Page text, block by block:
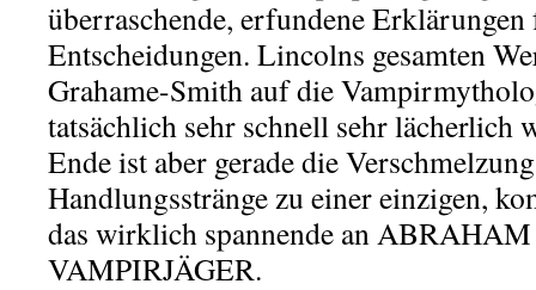
überraschende, erfundene
Entscheidungen. Lincolns gesamten
Grahame-Smith auf die
tatsächlich sehr schnell sehr lächerlich
Ende ist aber gerade die
Handlungsstränge zu einer einzigen,
das wirklich spannende an
VAMPIRJÄGER.